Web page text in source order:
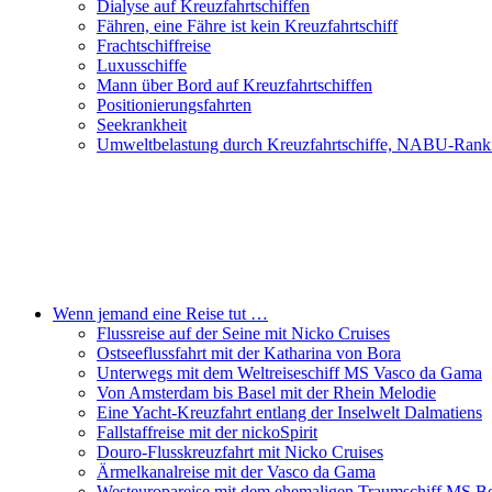
Dialyse auf Kreuzfahrtschiffen
Fähren, eine Fähre ist kein Kreuzfahrtschiff
Frachtschiffreise
Luxusschiffe
Mann über Bord auf Kreuzfahrtschiffen
Positionierungsfahrten
Seekrankheit
Umweltbelastung durch Kreuzfahrtschiffe, NABU-
Wenn jemand eine Reise tut …
Flussreise auf der Seine mit Nicko Cruises
Ostseeflussfahrt mit der Katharina von Bora
Unterwegs mit dem Weltreiseschiff MS Vasco da Gama
Von Amsterdam bis Basel mit der Rhein Melodie
Eine Yacht-Kreuzfahrt entlang der Inselwelt Dalmatiens
Fallstaffreise mit der nickoSpirit
Douro-Flusskreuzfahrt mit Nicko Cruises
Ärmelkanalreise mit der Vasco da Gama